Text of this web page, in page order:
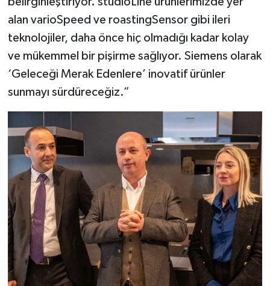
alan varioSpeed ve roastingSensor gibi ileri
teknolojiler, daha önce hiç olmadığı kadar kolay
ve mükemmel bir pişirme sağlıyor. Siemens olarak
‘Geleceği Merak Edenlere’ inovatif ürünler
sunmayı sürdüreceğiz.”